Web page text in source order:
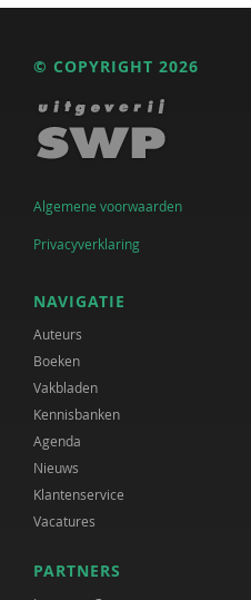
© COPYRIGHT 2026
Algemene voorwaarden
Privacyverklaring
NAVIGATIE
Auteurs
Boeken
Vakbladen
Kennisbanken
Agenda
Nieuws
Klantenservice
Vacatures
PARTNERS